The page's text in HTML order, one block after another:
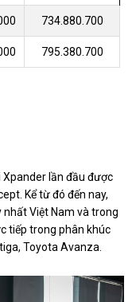
734.880.700
795.380.700
Xpander lần đầu được
Kể từ đó đến nay,
Việt Nam và trong
tiếp trong phân khúc
Toyota Avanza.